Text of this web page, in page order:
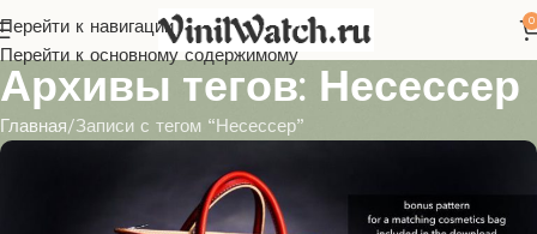
Перейти к навигации
Перейти к основному содержимому
0
Архивы тегов: Несессер
Главная Записи с тегом “Несессер”